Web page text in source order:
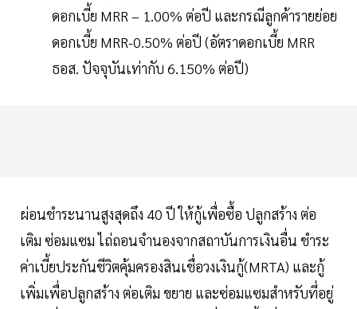
ดอกเบี้ย MRR – 1.00% ต่อปี และกรณีลูกค้ารายย่อย
ดอกเบี้ย MRR-0.50% ต่อปี (อัตราดอกเบี้ย MRR
ธอส. ปัจจุบันเท่ากับ 6.150% ต่อปี)
ผ่อนชำระนานสูงสุดถึง 40 ปี ให้กู้เพื่อซื้อ ปลูกสร้าง ต่อ
เติม ซ่อมแซม ไถ่ถอนจำนองจากสถาบันการเงินอื่น ชำระ
ค่าเบี้ยประกันชีวิตคุ้มครองสินเชื่อวงเงินกู้(MRTA) และกู้
เพิ่มเพื่อปลูกสร้าง ต่อเติม ขยาย และซ่อมแซมสำหรับที่อยู่